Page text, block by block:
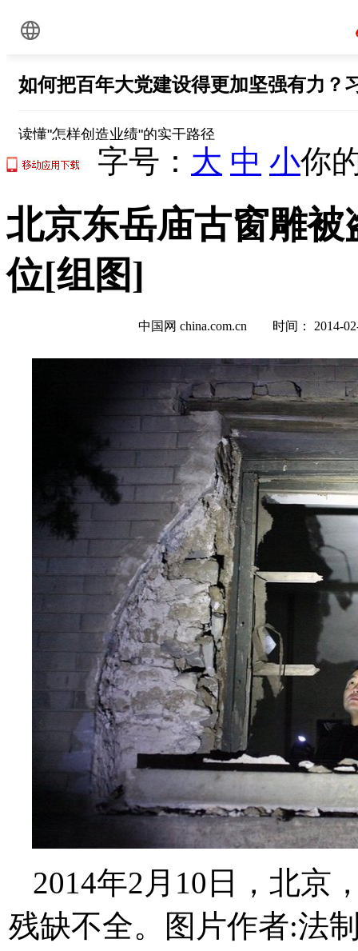
字号： 大 中 小你
北京东岳庙古窗雕
位[组图]
中国网 china.com.cn 时间：
2014年2月10日，北京
残缺不全。图片作者:法